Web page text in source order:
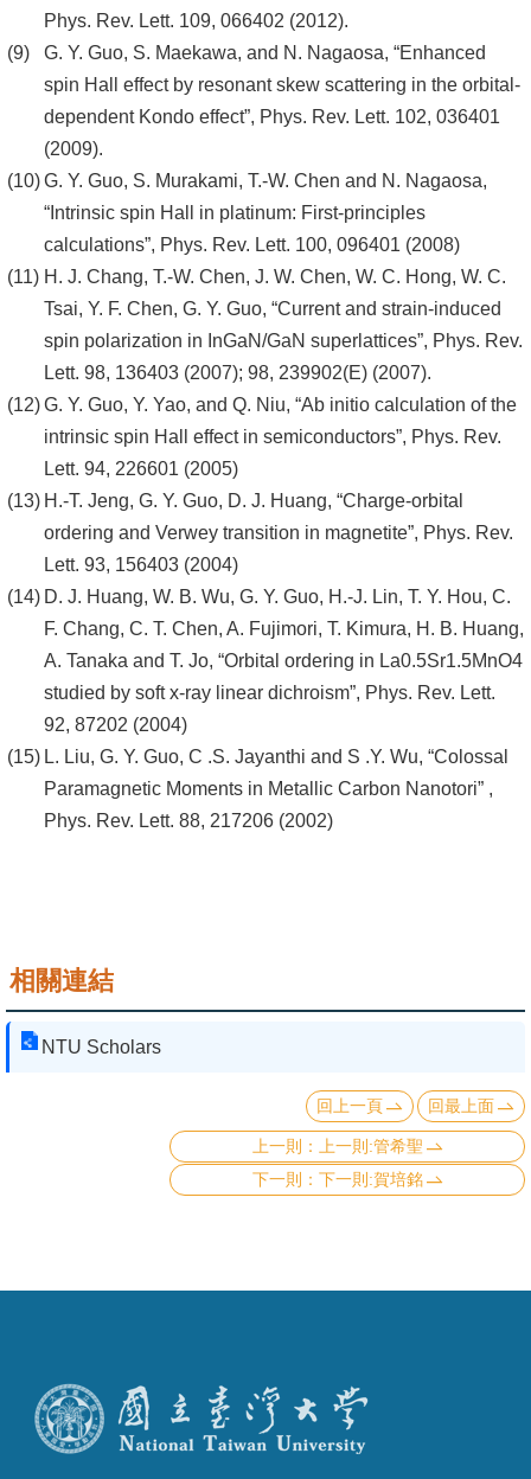
Phys. Rev. Lett. 109, 066402 (2012).
G. Y. Guo, S. Maekawa, and N. Nagaosa, “Enhanced
spin Hall effect by resonant skew scattering in the orbital-
dependent Kondo effect”, Phys. Rev. Lett. 102, 036401
(2009).
G. Y. Guo, S. Murakami, T.-W. Chen and N. Nagaosa,
“Intrinsic spin Hall in platinum: First-principles
calculations”, Phys. Rev. Lett. 100, 096401 (2008)
H. J. Chang, T.-W. Chen, J. W. Chen, W. C. Hong, W. C.
Tsai, Y. F. Chen, G. Y. Guo, “Current and strain-induced
spin polarization in InGaN/GaN superlattices”, Phys. Rev.
Lett. 98, 136403 (2007); 98, 239902(E) (2007).
G. Y. Guo, Y. Yao, and Q. Niu, “Ab initio calculation of the
intrinsic spin Hall effect in semiconductors”, Phys. Rev.
Lett. 94, 226601 (2005)
H.-T. Jeng, G. Y. Guo, D. J. Huang, “Charge-orbital
ordering and Verwey transition in magnetite”, Phys. Rev.
Lett. 93, 156403 (2004)
D. J. Huang, W. B. Wu, G. Y. Guo, H.-J. Lin, T. Y. Hou, C.
F. Chang, C. T. Chen, A. Fujimori, T. Kimura, H. B. Huang,
A. Tanaka and T. Jo, “Orbital ordering in La0.5Sr1.5MnO4
studied by soft x-ray linear dichroism”, Phys. Rev. Lett.
92, 87202 (2004)
L. Liu, G. Y. Guo, C .S. Jayanthi and S .Y. Wu, “Colossal
Paramagnetic Moments in Metallic Carbon Nanotori” ,
Phys. Rev. Lett. 88, 217206 (2002)
相關連結
NTU Scholars
回上一頁 回最上面
上一則:管希聖
下一則:賀培銘